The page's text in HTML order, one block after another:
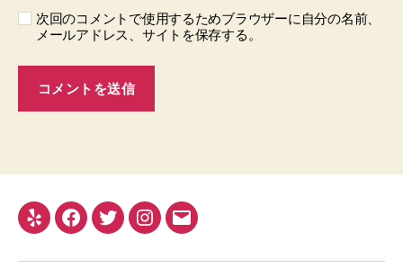
次回のコメントで使用するためブラウザーに自分の名前、
メールアドレス、サイトを保存する。
Yelp Facebook
TwitterInstagram
メ